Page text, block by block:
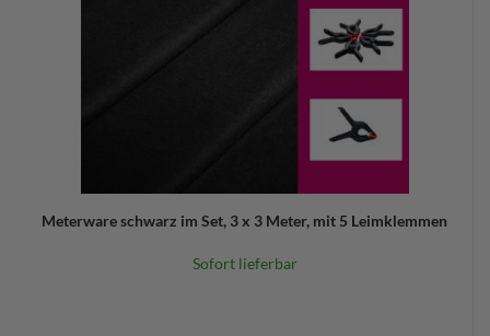
Meterware schwarz im Set, 3 x 3 Meter, mit 5 Leimklemmen
Sofort lieferbar